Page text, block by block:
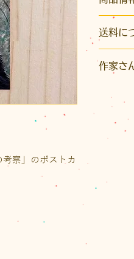
察」のポストカ
サイズ
仕様 ：
※画像
送料に
こちら
※発送は
かとな
り先が
いただ
ご注文
送料を
なお、
（税込
スは半
作家さ
【Cimi
２匹の
注文肖
を探し
ットラ